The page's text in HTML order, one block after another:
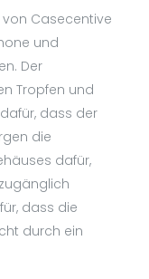
Casecentive
und
Der
Tropfen und
dass der
die
dafür,
dass die
durch ein